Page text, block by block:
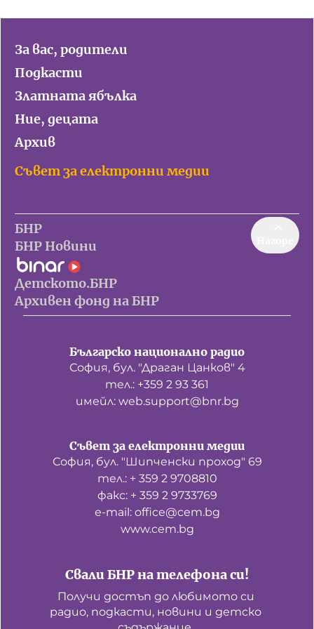
За вас, родители
Подкасти
Златната ябълка
Ние, децата
Архив
Съвет за електронни медии
БНР
БНР Новини
Детското.БНР
Архивен фонд на БНР
Българско национално радио
София, бул. "Драган Цанков" 4
тел.: +359 2 93 361
имейл: web.support@bnr.bg
Свали БНР на телефона си!
Получи достъп до любимото си
радио, подкасти, новини и детско
Съвет за електронни медии
София, бул. "Шипченски проход" 69
тел.: + 359 2 9708810
факс: + 359 2 9733769
е-mail: office@cem.bg
www.cem.bg